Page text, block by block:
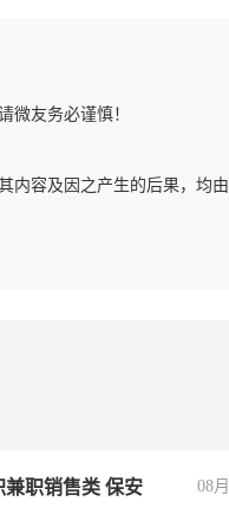
微友务必谨慎！
内容及因之产生的后果，均
兼职销售类 保安 08